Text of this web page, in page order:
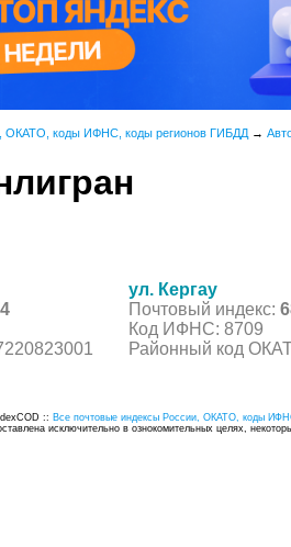
ОКАТО, коды ИФНС, коды регионов ГИБДД →
ул. Кергау
Почтовый индекс:
Код ИФНС: 8709
Районный код
:: Все почтовые индексы России, ОКАТО, коды
исключительно в ознокомительных целях,